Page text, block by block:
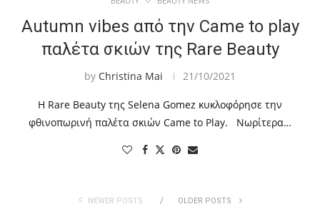
Autumn vibes από την Came to play
παλέτα σκιών της Rare Beauty
by Christina Mai 21/10/2021
Η Rare Beauty της Selena Gomez κυκλοφόρησε την
φθινοπωρινή παλέτα σκιών Came to Play. Νωρίτερα…
NEWER POSTS OLDER POSTS